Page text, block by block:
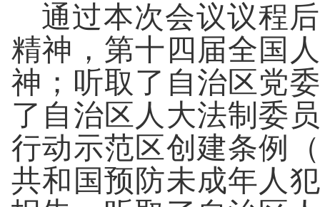
通过本次会议议程
精神，第十四届全国
神；听取了自治区党
了自治区人大法制委
行动示范区创建条例
共和国预防未成年人